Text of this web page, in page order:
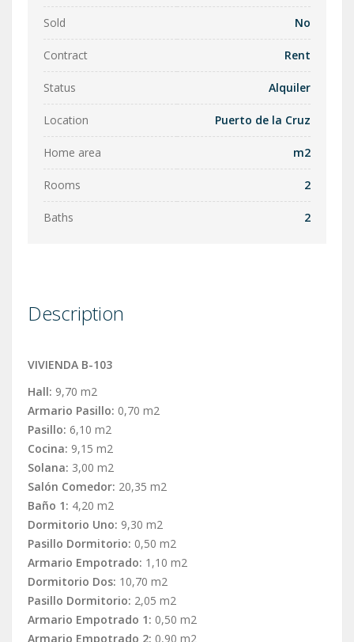
Sold No
Contract Rent
Status Alquiler
Location Puerto de la Cruz
Home area m2
Rooms 2
Baths 2
Description
VIVIENDA B-103
Hall: 9,70 m2
Armario Pasillo: 0,70 m2
Pasillo: 6,10 m2
Cocina: 9,15 m2
Solana: 3,00 m2
Salón Comedor: 20,35 m2
Baño 1: 4,20 m2
Dormitorio Uno: 9,30 m2
Pasillo Dormitorio: 0,50 m2
Armario Empotrado: 1,10 m2
Dormitorio Dos: 10,70 m2
Pasillo Dormitorio: 2,05 m2
Armario Empotrado 1: 0,50 m2
Armario Empotrado 2: 0,90 m2